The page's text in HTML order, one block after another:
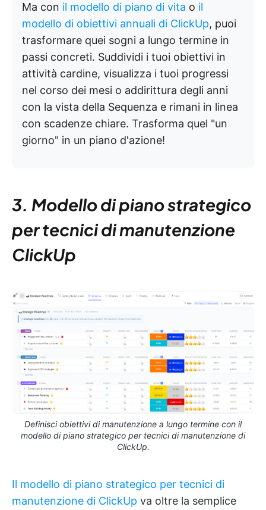
Ma con il modello di piano di vita o il
modello di obiettivi annuali di ClickUp, puoi
trasformare quei sogni a lungo termine in
passi concreti. Suddividi i tuoi obiettivi in
attività cardine, visualizza i tuoi progressi
nel corso dei mesi o addirittura degli anni
con la vista della Sequenza e rimani in linea
con scadenze chiare. Trasforma quel "un
giorno" in un piano d'azione!
3. Modello di piano strategico
per tecnici di manutenzione
ClickUp
Definisci obiettivi di manutenzione a lungo termine con il
modello di piano strategico per tecnici di manutenzione di
ClickUp.
Il modello di piano strategico per tecnici di
manutenzione di ClickUp va oltre la semplice